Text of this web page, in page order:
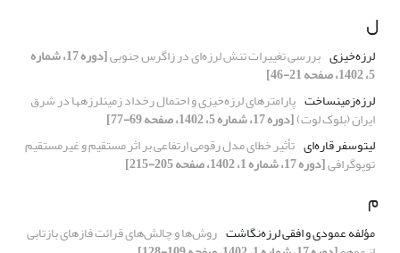
ل
لرزه‌خیزی بررسی تغییرات تنش لرزه‌ای در زاگرس جنوبی [دوره 17، شماره
5، 1402، صفحه 21-46]
لرزه‌زمین‏ساخت پارامترهای لرزه‌خیزی و احتمال رخداد زمین‏لرزه‏ها در شرق
ایران (بلوک لوت)[دوره 17، شماره 5، 1402، صفحه 69-77]
لیتوسفر قاره‌ای تأثیر خطای مدل رقومی ارتفاعی بر اثر مستقیم و غیرمستقیم
توپوگرافی[دوره 17، شماره 1، 1402، صفحه 205-215]
م
مؤلفه عمودی و افقی لرزه‌نگاشت روش‌ها و چالش‌های قرائت فازهای بازتابی